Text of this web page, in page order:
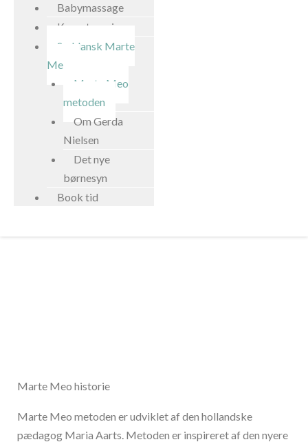
Babymassage
Kropsterapi
Syddansk Marte
Meo
Marte Meo
metoden
Om Gerda
Nielsen
Det nye
børnesyn
Book tid
Marte Meo historie
Marte Meo metoden er udviklet af den hollandske
pædagog Maria Aarts. Metoden er inspireret af den nyere